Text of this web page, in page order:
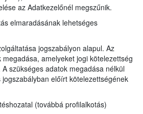
az Adatkezelőnél megszűnik.
elmaradásának lehetséges
jogszabályon alapul. Az
amelyeket jogi kötelezettség
szükséges adatok megadása nélkül
előírt kötelezettségének
(továbbá profilalkotás)